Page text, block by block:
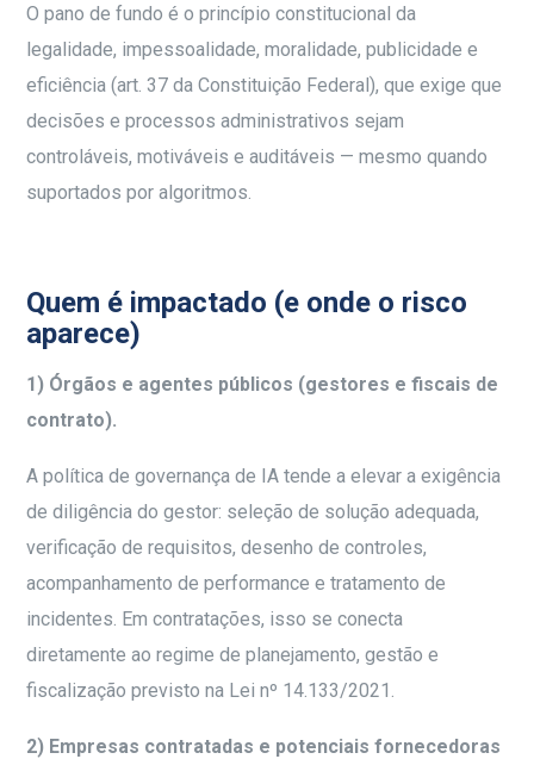
O pano de fundo é o princípio constitucional da
legalidade, impessoalidade, moralidade, publicidade e
eficiência (art. 37 da Constituição Federal), que exige que
decisões e processos administrativos sejam
controláveis, motiváveis e auditáveis — mesmo quando
suportados por algoritmos.
Quem é impactado (e onde o risco
aparece)
1) Órgãos e agentes públicos (gestores e fiscais de
contrato).
A política de governança de IA tende a elevar a exigência
de diligência do gestor: seleção de solução adequada,
verificação de requisitos, desenho de controles,
acompanhamento de performance e tratamento de
incidentes. Em contratações, isso se conecta
diretamente ao regime de planejamento, gestão e
fiscalização previsto na Lei nº 14.133/2021.
2) Empresas contratadas e potenciais fornecedoras